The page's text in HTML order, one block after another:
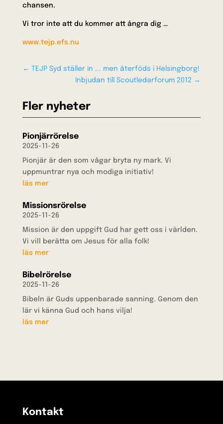
chansen.
Vi tror inte att du kommer att ångra dig …
www.tejp.efs.nu
←
TEJP Syd ställer in ... men återföds i Helsingborg!
Inbjudan till Scoutledarforum 2012 →
Fler nyheter
Pionjärrörelse
2025-11-26
Pionjär är den som vågar bryta ny mark. Vi
uppmuntrar nya och modiga initiativ!
läs mer
Missionsrörelse
2025-11-26
Mission är den uppgift Gud har gett oss i världen.
Vi vill berätta om Jesus för alla folk!
läs mer
Bibelrörelse
2025-11-26
Bibeln är Guds uppenbarade sanning. Genom den
lär vi känna Gud och hans vilja!
läs mer
Kontakt